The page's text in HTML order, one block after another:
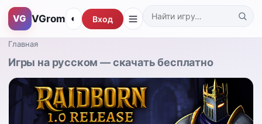
VG VGrom Поиск по каталогу
◐ Вход
Главная
Игры на русском — скачать бесплатно